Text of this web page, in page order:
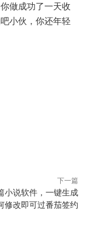
做成功了一天收
小伙，你还年轻
下一篇
小说软件，一键生成
修改即可过番茄签约